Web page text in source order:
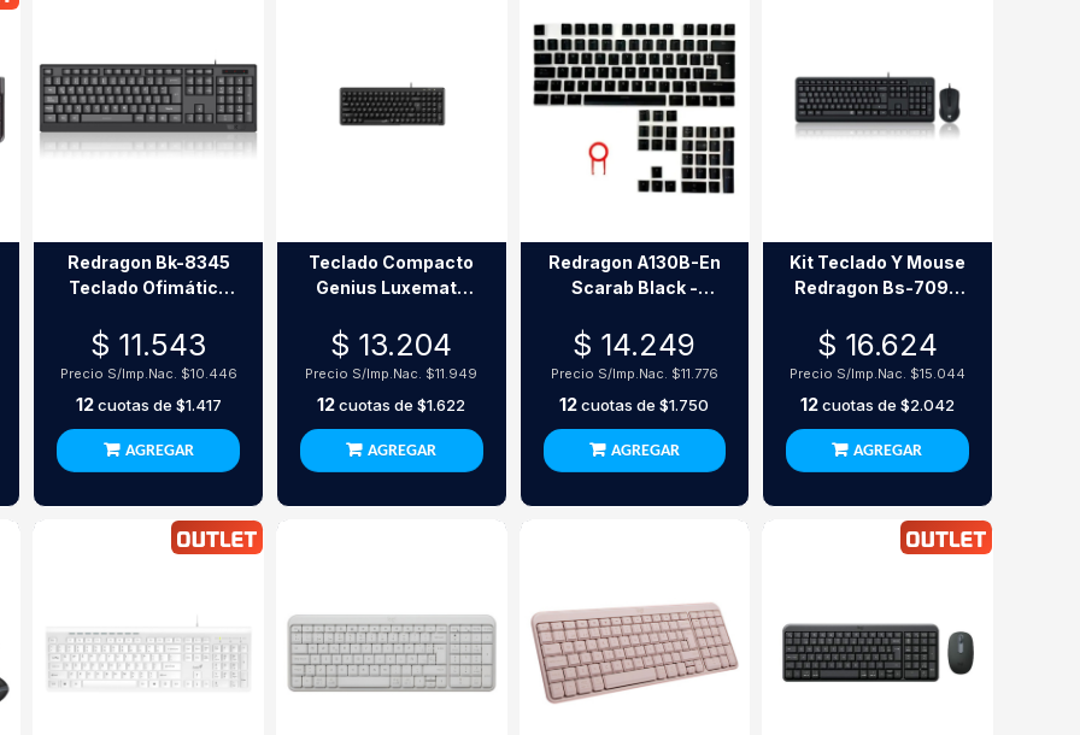
Redragon Bk-8345
Teclado Ofimática
$ 11.543
Precio S/Imp.Nac. $10.446
12cuotas de $1.417
AGREGAR
Teclado Compacto
Genius Luxemate
Teclas Retro
$ 13.204
Precio S/Imp.Nac. $11.949
12cuotas de$1.622
AGREGAR
Redragon A130B-En
Scarab Black -
Para Teclados
Mecánicos
$ 14.249
Precio S/Imp.Nac. $11.776
12cuotas de$1.750
AGREGAR
Kit Teclado Y Mouse
Redragon Bs-7092
$ 16.624
Precio S/Imp.Nac. $15.044
12cuotas de $2.042
AGREGAR